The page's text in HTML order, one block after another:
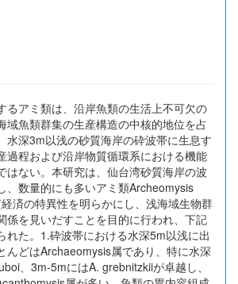
るアミ類は、沿岸魚類の生活上不可欠の
域魚類群集の生産構造の中核的地位を占
水深3m以浅の砂質海岸の砕波帯に生息す
過程および沿岸物質循環系における機能
はない。本研究は、仙台湾砂質海岸の波
、数量的にも多いアミ類Archeomysis
済の特異性を明らかにし、浅海域生物群
係を見いだすことを目的に行われ、下記
れた。1.砕波帯における水深5m以浅に出
んどはArchaeomysis属であり、特に水深
、3m-5mにはA. grebnitzkiiが卓越し、